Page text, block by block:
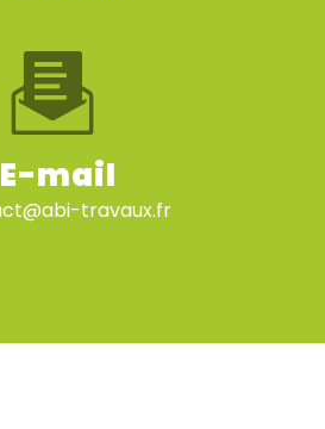
E-mail
travaux.fr